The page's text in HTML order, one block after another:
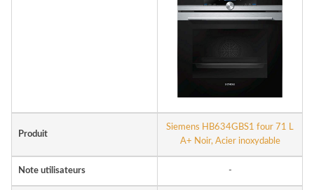
Produit
Siemens HB634GBS1 four 71 L
A+ Noir, Acier inoxydable
Note utilisateurs -